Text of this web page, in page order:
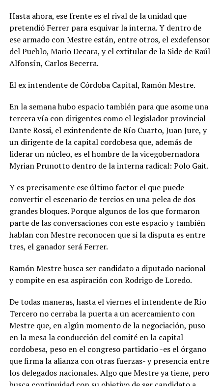
Hasta ahora, ese frente es el rival de la unidad que
pretendió Ferrer para esquivar la interna. Y dentro de
ese armado con Mestre están, entre otros, el exdefensor
del Pueblo, Mario Decara, y el extitular de la Side de Raúl
Alfonsín, Carlos Becerra.
El ex intendente de Córdoba Capital, Ramón Mestre.
En la semana hubo espacio también para que asome una
tercera vía con dirigentes como el legislador provincial
Dante Rossi, el exintendente de Río Cuarto, Juan Jure, y
un dirigente de la capital cordobesa que, además de
liderar un núcleo, es el hombre de la vicegobernadora
Myrian Prunotto dentro de la interna radical: Polo Gait.
Y es precisamente ese último factor el que puede
convertir el escenario de tercios en una pelea de dos
grandes bloques. Porque algunos de los que formaron
parte de las conversaciones con este espacio y también
hablan con Mestre reconocen que si la disputa es entre
tres, el ganador será Ferrer.
Ramón Mestre busca ser candidato a diputado nacional
y compite en esa aspiración con Rodrigo de Loredo.
De todas maneras, hasta el viernes el intendente de Río
Tercero no cerraba la puerta a un acercamiento con
Mestre que, en algún momento de la negociación, puso
en la mesa la conducción del comité en la capital
cordobesa, peso en el congreso partidario -es el órgano
que firma la alianza con otras fuerzas- y presencia entre
los delegados nacionales. Algo que Mestre ya tiene, pero